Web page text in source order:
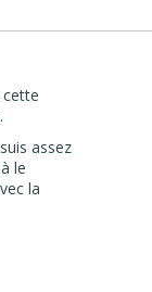
de
le
ou
loi (voir
Les
25 mai
Google
assez
le
la